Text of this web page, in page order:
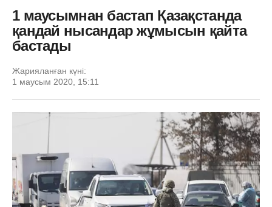
1 маусымнан бастап Қазақстанда
қандай нысандар жұмысын қайта
бастады
Жарияланған күні:
1 маусым 2020, 15:11